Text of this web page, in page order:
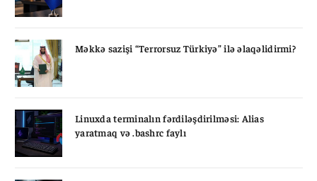
Məkkə sazişi “Terrorsuz Türkiyə” ilə əlaqəlidirmi?
Linuxda terminalın fərdiləşdirilməsi: Alias
yaratmaq və .bashrc faylı